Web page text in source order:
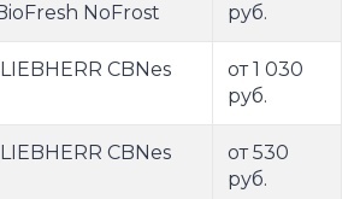
NoFrost
руб.
CBNes
от 1 030
руб.
CBNes
от 530
руб.